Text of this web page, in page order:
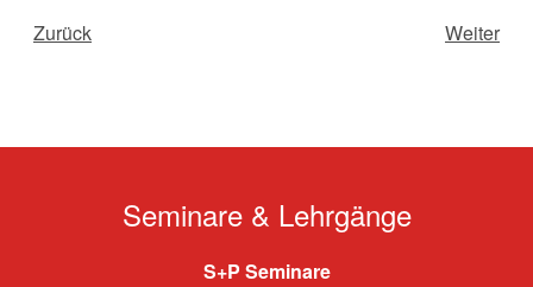
Zurück Weiter
Seminare & Lehrgänge
S+P Seminare